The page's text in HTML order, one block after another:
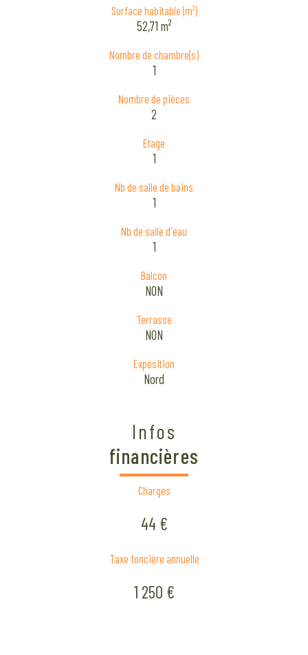
Surface habitable (m²)
52,71 m²
Nombre de chambre(s)
1
Nombre de pièces
2
Etage
1
Nb de salle de bains
1
Nb de salle d'eau
1
Balcon
NON
Terrasse
NON
Exposition
Nord
Infos
financières
Charges
44 €
Taxe foncière annuelle
1 250 €